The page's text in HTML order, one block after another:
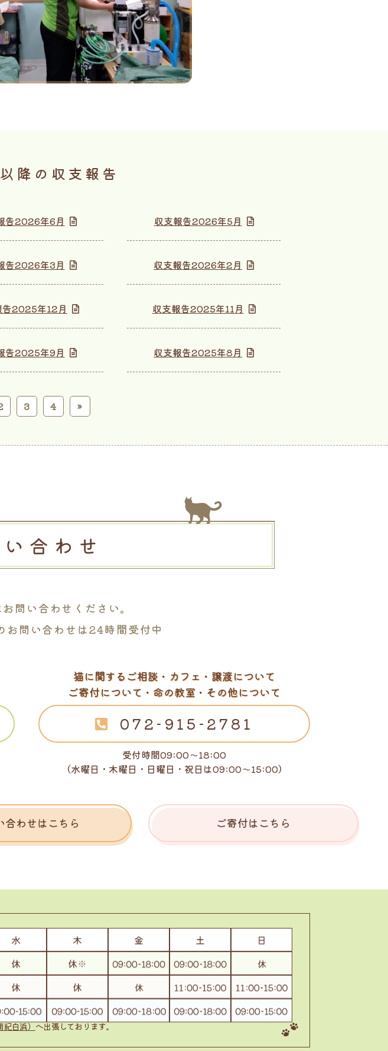
降の収支報告
告2026年6月 収支報告2026年5月
告2026年3月 収支報告2026年2月
告2025年12月 収支報告2025年11月
告2025年9月 収支報告2025年8月
3 4 »
お問い合わせください。
お問い合わせは24時間受付中
猫に関するご相談・カフェ・譲渡について
ご寄付について・命の教室・その他について
072-915-2781
受付時間09:00～18:00
（水曜日・木曜日・日曜日・祝日は09:00～15:00）
合わせはこちら ご寄付はこちら
紀白浜）へ出張しております。